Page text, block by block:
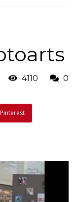
4110 0
Pinterest